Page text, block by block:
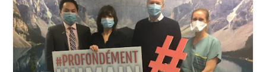
2021
2020
2019
Offres d'emploi